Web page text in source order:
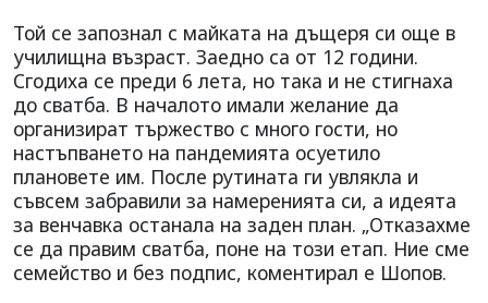
Той се запознал с майката на дъщеря си още в
училищна възраст. Заедно са от 12 години.
Сгодиха се преди 6 лета, но така и не стигнаха
до сватба. В началото имали желание да
организират тържество с много гости, но
настъпването на пандемията осуетило
плановете им. После рутината ги увлякла и
съвсем забравили за намеренията си, а идеята
за венчавка останала на заден план. „Отказахме
се да правим сватба, поне на този етап. Ние сме
семейство и без подпис, коментирал е Шопов.